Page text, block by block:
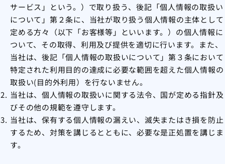
サービス」という。）で取り扱う、後記「個人情報の取扱い
について」第２条に、当社が取り扱う個人情報の主体として
定める方々（以下「お客様等」といいます。）の個人情報に
ついて、その取得、利用及び提供を適切に行います。また、
当社は、後記「個人情報の取扱いについて」第３条において
特定された利用目的の達成に必要な範囲を超えた個人情報の
取扱い(目的外利用）を行ないません。
当社は、個人情報の取扱いに関する法令、国が定める指針及
びその他の規範を遵守します。
当社は、保有する個人情報の漏えい、滅失またはき損を防止
するため、対策を講じるとともに、必要な是正処置を講じま
す。